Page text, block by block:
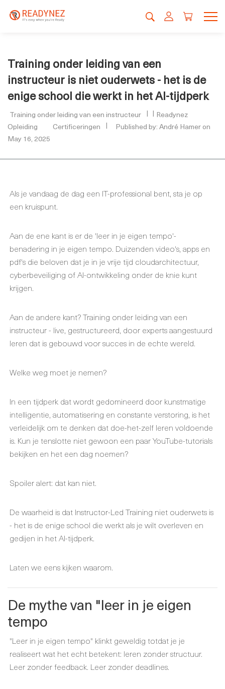
Training onder leiding van een
instructeur is niet ouderwets - het is de
enige school die werkt in het AI-tijdperk
Training onder leiding van een instructeur
Readynez
Opleiding
Certificeringen
Published by: André Hamer on
May 16, 2025
Als je vandaag de dag een IT-professional bent, sta je op
een kruispunt.
Aan de ene kant is er de 'leer in je eigen tempo'-
benadering in je eigen tempo. Duizenden video's, apps en
pdf's die beloven dat je in je vrije tijd cloudarchitectuur,
cyberbeveiliging of AI-ontwikkeling onder de knie kunt
krijgen.
Aan de andere kant? Training onder leiding van een
instructeur - live, gestructureerd, door experts aangestuurd
leren dat is gebouwd voor succes in de echte wereld.
Welke weg moet je nemen?
In een tijdperk dat wordt gedomineerd door kunstmatige
intelligentie, automatisering en constante verstoring, is het
verleidelijk om te denken dat doe-het-zelf leren voldoende
is. Kun je tenslotte niet gewoon een paar YouTube-tutorials
bekijken en het een dag noemen?
Spoiler alert: dat kan niet.
De waarheid is dat Instructor-Led Training niet ouderwets is
- het is de enige school die werkt als je wilt overleven en
gedijen in het AI-tijdperk.
Laten we eens kijken waarom.
De mythe van "leer in je eigen
tempo
"Leer in je eigen tempo" klinkt geweldig totdat je je
realiseert wat het echt betekent: leren zonder structuur.
Leer zonder feedback. Leer zonder deadlines.